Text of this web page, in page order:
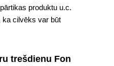
produktu u.c.
ka cilvēks var būt
trešdienu Fon